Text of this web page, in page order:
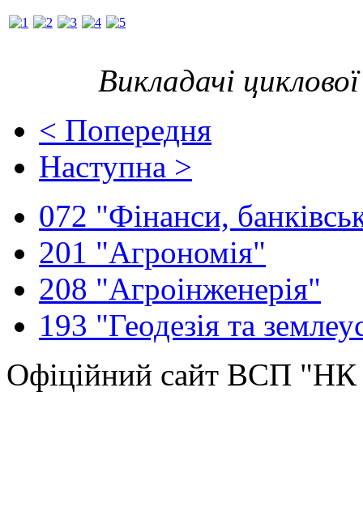
Викладачі
< Попередня
Наступна >
072 "Фінанси,
201 "Агрономія"
208 "Агроінженерія"
193 "Геодезія та
Офіційний сайт ВСП